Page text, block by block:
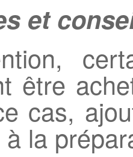
et
être
cas,
la